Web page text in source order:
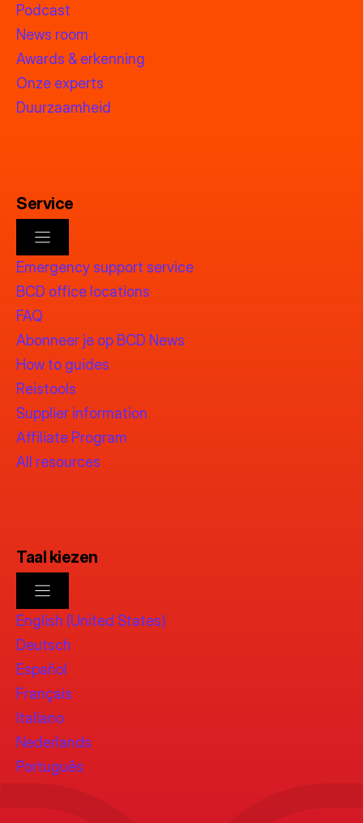
Podcast
News room
Awards & erkenning
Onze experts
Duurzaamheid
Service
Emergency support service
BCD office locations
FAQ
Abonneer je op BCD News
How to guides
Reistools
Supplier information
Affiliate Program
All resources
Taal kiezen
English (United States)
Deutsch
Español
Français
Italiano
Nederlands
Português